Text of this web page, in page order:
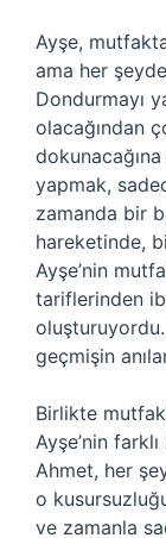
Ayşe,
ama her
Dondurmayı
olacağından
yapmak,
zamanda bir
hareketinde,
Ayşe’nin
tariflerinden
geçmişin
Birlikte
Ayşe’nin
Ahmet, her
o
ve zamanla